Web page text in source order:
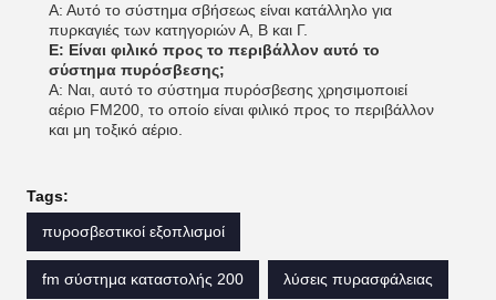
Α: Αυτό το σύστημα σβήσεως είναι κατάλληλο για
πυρκαγιές των κατηγοριών Α, Β και Γ.
Ε: Είναι φιλικό προς το περιβάλλον αυτό το
σύστημα πυρόσβεσης;
Α: Ναι, αυτό το σύστημα πυρόσβεσης χρησιμοποιεί
αέριο FM200, το οποίο είναι φιλικό προς το περιβάλλον
και μη τοξικό αέριο.
Tags:
πυροσβεστικοί εξοπλισμοί
fm σύστημα καταστολής 200 λύσεις πυρασφάλειας